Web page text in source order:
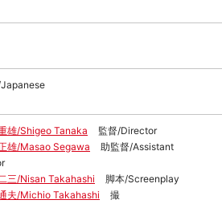
Japanese
雄/Shigeo Tanaka
監督/Director
雄/Masao Segawa
助監督/Assistant
三/Nisan Takahashi
脚本/Screenplay
夫/Michio Takahashi
撮